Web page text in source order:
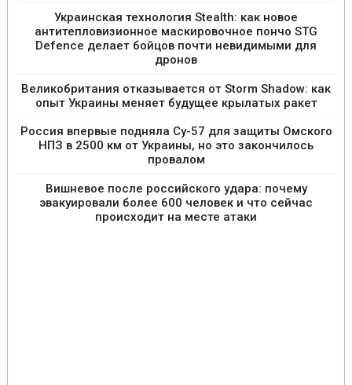
Украинская технология Stealth: как новое
антитепловизионное маскировочное пончо STG
Defence делает бойцов почти невидимыми для
дронов
Великобритания отказывается от Storm Shadow: как
опыт Украины меняет будущее крылатых ракет
Россия впервые подняла Су-57 для защиты Омского
НПЗ в 2500 км от Украины, но это закончилось
провалом
Вишневое после российского удара: почему
эвакуировали более 600 человек и что сейчас
происходит на месте атаки